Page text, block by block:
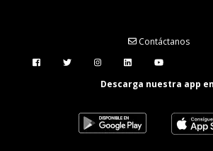
Contáctanos
Descarga nuestra app